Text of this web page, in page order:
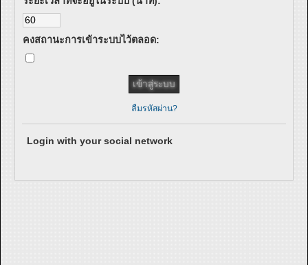
คงสถานะการเข้าระบบไว้ตลอด:
ลืมรหัสผ่าน?
Login with your social network